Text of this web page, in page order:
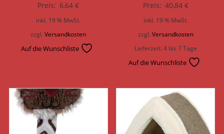
Preis: 6,64€
inkl. 19 % MwSt.
zzgl.Versandkosten
Auf die Wunschliste
Preis: 40,84 €
inkl. 19 % MwSt.
zzgl. Versandkosten
Lieferzeit:4 bis 7 Tage
Auf die Wunschliste